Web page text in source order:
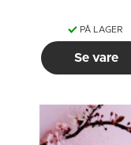
PÅ LAGER
Se vare